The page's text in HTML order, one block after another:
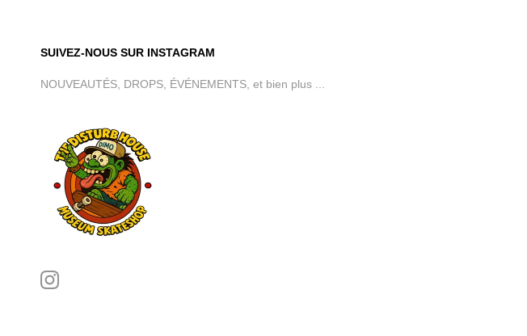
SUIVEZ-NOUS SUR INSTAGRAM
NOUVEAUTÉS, DROPS, ÉVÉNEMENTS, et bien plus ...